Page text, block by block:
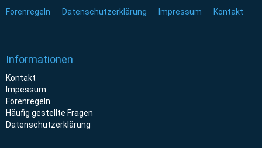
Forenregeln Datenschutzerklärung Impressum Kontakt
Informationen
Kontakt
Impessum
Forenregeln
Häufig gestellte Fragen
Datenschutzerklärung